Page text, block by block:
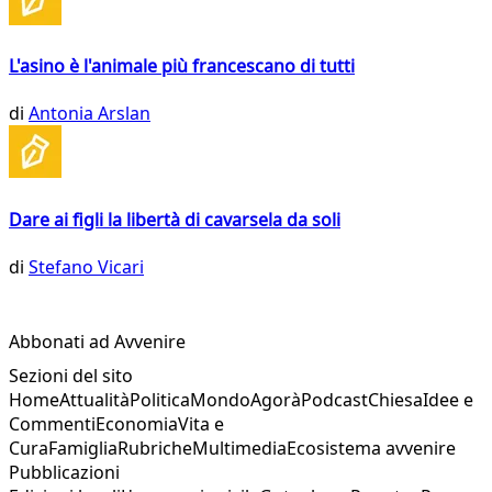
L'asino è l'animale più francescano di tutti
di Antonia Arslan
Dare ai figli la libertà di cavarsela da soli
di Stefano Vicari
Abbonati ad Avvenire
Sezioni del sito
HomeAttualitàPoliticaMondoAgoràPodcastChiesaIdee e
CommentiEconomiaVita e
CuraFamigliaRubricheMultimediaEcosistema avvenire
Pubblicazioni